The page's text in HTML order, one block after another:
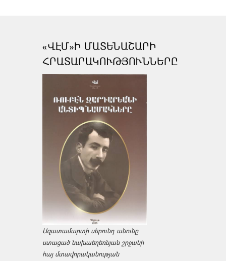
«ՎԷՄ»Ի ՄԱՏԵՆԱՇԱՐԻ
ՀՐԱՏԱՐԱԿՈՒԹՅՈՒՆՆԵՐԸ
Ազատամարտի սերունդ անունը
ստացած նախաեղեռնյան շրջանի
հայ մտավորականության